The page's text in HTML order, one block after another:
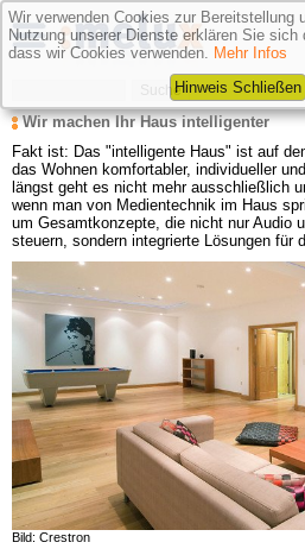
Wir machen Ihr Haus intelligenter
Fakt ist: Das "intelligente Haus" ist auf
das Wohnen komfortabler, individueller
längst geht es nicht mehr ausschließlich
wenn man von Medientechnik im Haus
um Gesamtkonzepte, die nicht nur Audio
steuern, sondern integrierte Lösungen für
Bild: Crestron
Wir verwenden Cookies zur Bereitstellung
Nutzung unserer Dienste erklären Sie sich
dass wir Cookies verwenden. Mehr Infos
Hinweis Schließen